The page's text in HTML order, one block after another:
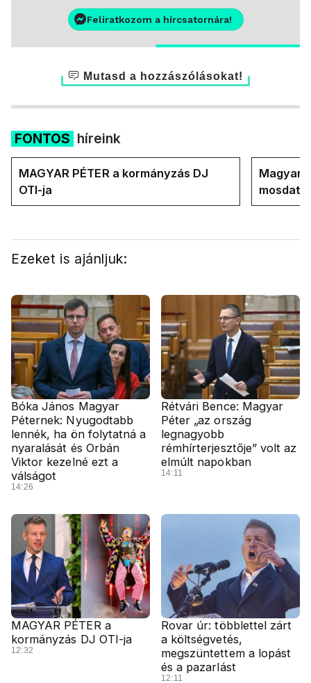
Feliratkozom a hírcsatornára!
Mutasd a hozzászólásokat!
FONTOS híreink
MAGYAR PÉTER a kormányzás DJ
OTI-ja
Magyar
Ezeket is ajánljuk:
Bóka János Magyar
Péternek: Nyugodtabb
lennék, ha ön folytatná a
nyaralását és Orbán
Viktor kezelné ezt a
válságot
14:26
Rétvári Bence: Magyar
Péter „az ország
legnagyobb
rémhírterjesztője” volt az
elmúlt napokban
14:11
MAGYAR PÉTER a
kormányzás DJ OTI-ja
12:32
Rovar úr: többlettel zárt
a költségvetés,
megszüntettem a lopást
és a pazarlást
12:11